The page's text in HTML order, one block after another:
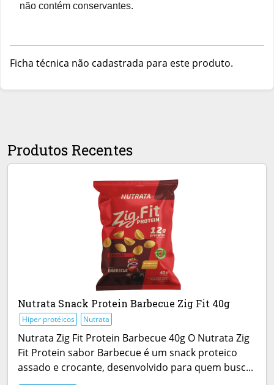
não contém conservantes.
Ficha técnica não cadastrada para este produto.
Produtos Recentes
Nutrata Snack Protein Barbecue Zig Fit 40g
Hiper protéicos Nutrata
Nutrata Zig Fit Protein Barbecue 40g O Nutrata Zig
Fit Protein sabor Barbecue é um snack proteico
assado e crocante, desenvolvido para quem busc...